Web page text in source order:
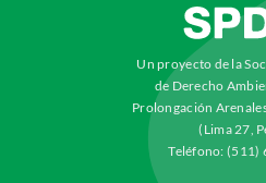
Un proyecto de la
de Derecho
Prolongación
(Lima 27,
Teléfono: (511)